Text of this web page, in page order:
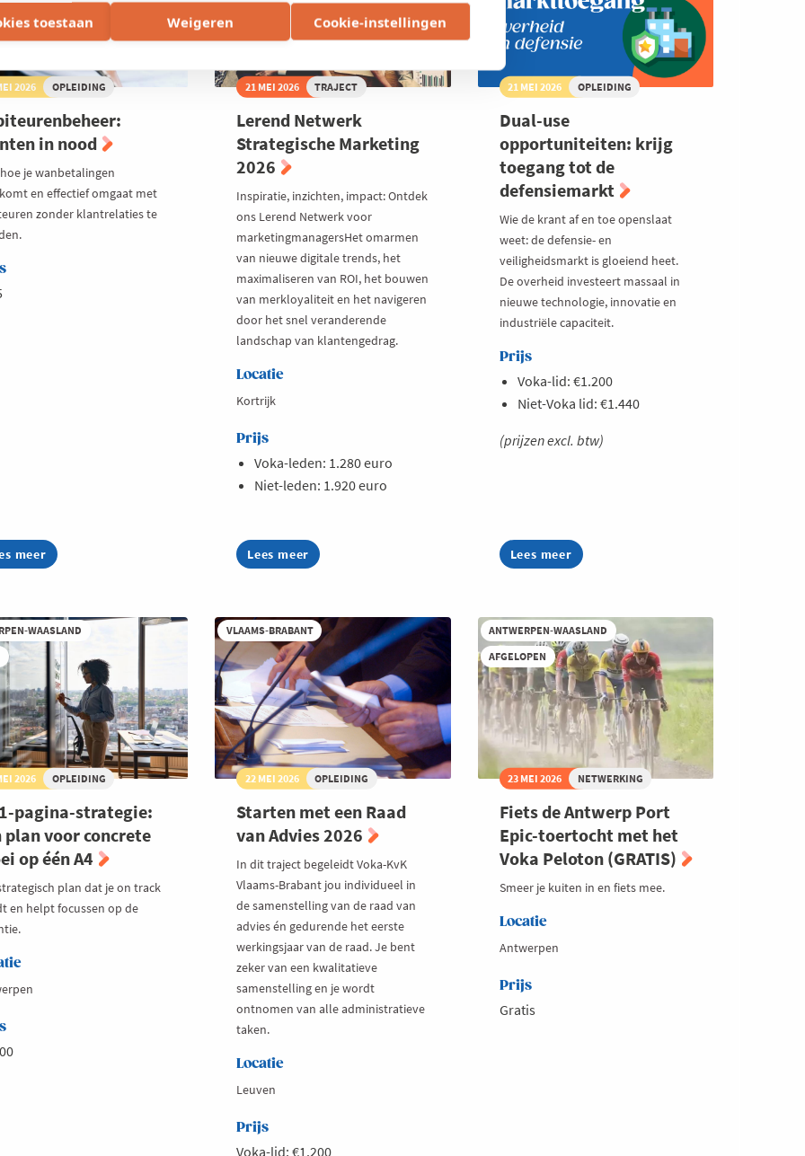
toestaan Weigeren Cookie-instellingen
2026 OPLEIDING
in nood
je wanbetalingen
en effectief omgaat met
zonder klantrelaties te
meer
21 MEI 2026 TRAJECT
Lerend Netwerk
Strategische Marketing
2026
Inspiratie, inzichten, impact: Ontdek
ons Lerend Netwerk voor
marketingmanagersHet omarmen
van nieuwe digitale trends, het
maximaliseren van ROI, het bouwen
van merkloyaliteit en het navigeren
door het snel veranderende
landschap van klantengedrag.
Locatie
Kortrijk
Prijs
Voka-leden: 1.280 euro
Niet-leden: 1.920 euro
Lees meer
about
Lerend
Marketing
2026
21 MEI 2026 OPLEIDING
Dual-use
opportuniteiten: krijg
toegang tot de
defensiemarkt
Wie de krant af en toe openslaat
weet: de defensie- en
veiligheidsmarkt is gloeiend heet.
De overheid investeert massaal in
nieuwe technologie, innovatie en
industriële capaciteit.
Prijs
Voka-lid: €1.200
Niet-Voka lid: €1.440
(prijzen excl. btw)
Lees meer
about
Dual-
krijg
toegang
tot
de
defensiemarkt
WAASLAND
2026 OPLEIDING
pagina-strategie:
plan voor concrete
op één A4
plan dat je on track
en helpt focussen op de
VLAAMS-BRABANT
22 MEI 2026 OPLEIDING
Starten met een Raad
van Advies 2026
In dit traject begeleidt Voka-KvK
Vlaams-Brabant jou individueel in
de samenstelling van de raad van
advies én gedurende het eerste
werkingsjaar van de raad. Je bent
zeker van een kwalitatieve
samenstelling en je wordt
ontnomen van alle administratieve
taken.
Locatie
Leuven
Prijs
Voka-lid: €1.200
ANTWERPEN-WAASLAND
AFGELOPEN
23 MEI 2026 NETWERKING
Fiets de Antwerp Port
Epic-toertocht met het
Voka Peloton (GRATIS)
Smeer je kuiten in en fiets mee.
Locatie
Antwerpen
Prijs
Gratis